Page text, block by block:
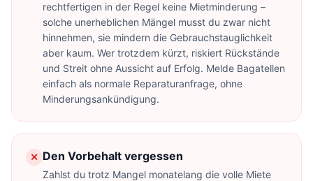
rechtfertigen in der Regel keine Mietminderung –
solche unerheblichen Mängel musst du zwar nicht
hinnehmen, sie mindern die Gebrauchstauglichkeit
aber kaum. Wer trotzdem kürzt, riskiert Rückstände
und Streit ohne Aussicht auf Erfolg. Melde Bagatellen
einfach als normale Reparaturanfrage, ohne
Minderungsankündigung.
✕ Den Vorbehalt vergessen
Zahlst du trotz Mangel monatelang die volle Miete